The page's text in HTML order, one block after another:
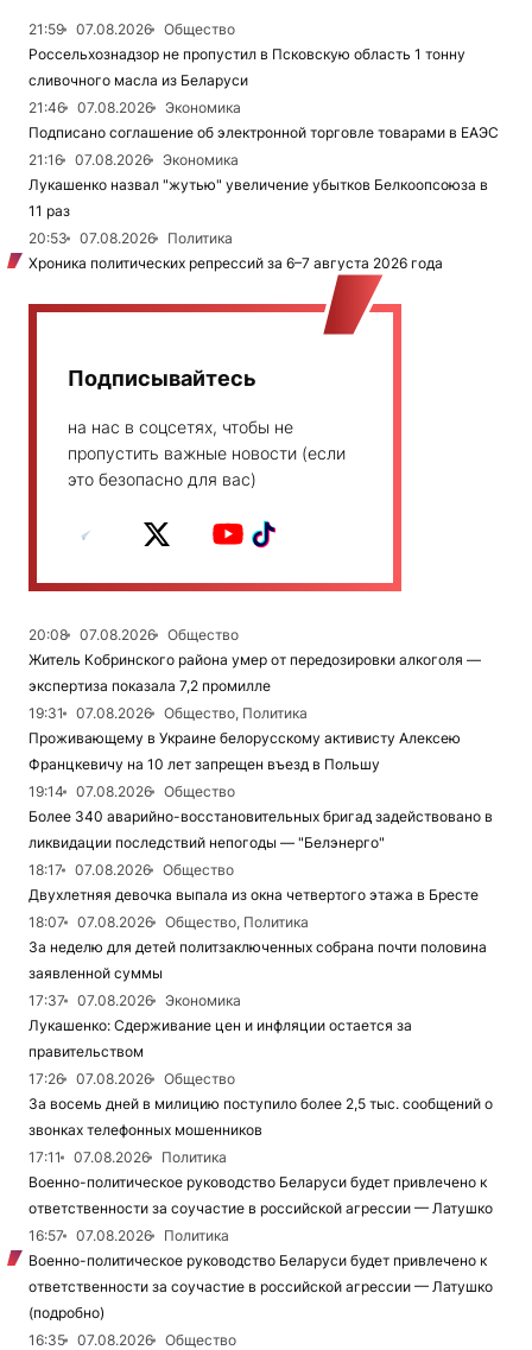
21:59 07.08.2026
Общество
Россельхознадзор не пропустил в Псковскую область 1 тонну
сливочного масла из Беларуси
21:46
07.08.2026
Экономика
Подписано соглашение об электронной торговле товарами в ЕАЭС
21:16
07.08.2026
Экономика
Лукашенко назвал "жутью" увеличение убытков Белкоопсоюза в
11 раз
20:53
07.08.2026
Политика
Хроника политических репрессий за 6–7 августа 2026 года
Подписывайтесь
на нас в соцсетях, чтобы не
пропустить важные новости (если
это безопасно для вас)
20:08 07.08.2026
Общество
Житель Кобринского района умер от передозировки алкоголя —
экспертиза показала 7,2 промилле
19:31
07.08.2026
Общество, Политика
Проживающему в Украине белорусскому активисту Алексею
Францкевичу на 10 лет запрещен въезд в Польшу
19:14
07.08.2026
Общество
Более 340 аварийно-восстановительных бригад задействовано в
ликвидации последствий непогоды — "Белэнерго"
18:17
07.08.2026
Общество
Двухлетняя девочка выпала из окна четвертого этажа в Бресте
18:07
07.08.2026
Общество, Политика
За неделю для детей политзаключенных собрана почти половина
заявленной суммы
17:37
07.08.2026
Экономика
Лукашенко: Сдерживание цен и инфляции остается за
правительством
17:26
07.08.2026
Общество
За восемь дней в милицию поступило более 2,5 тыс. сообщений о
звонках телефонных мошенников
17:11
07.08.2026
Политика
Военно-политическое руководство Беларуси будет привлечено к
ответственности за соучастие в российской агрессии — Латушко
16:57
07.08.2026
Политика
Военно-политическое руководство Беларуси будет привлечено к
ответственности за соучастие в российской агрессии — Латушко
(подробно)
16:35
07.08.2026
Общество